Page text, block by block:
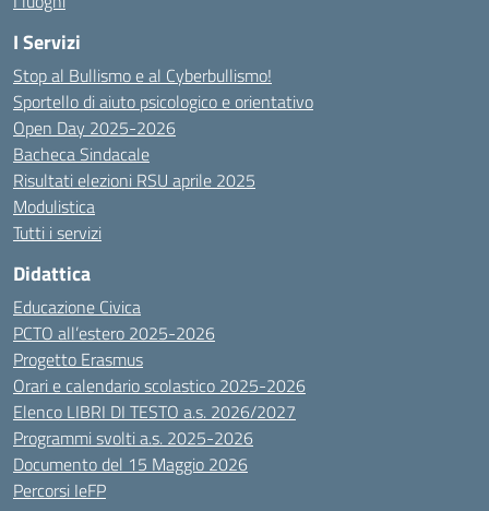
I Servizi
Stop al Bullismo e al Cyberbullismo!
Sportello di aiuto psicologico e orientativo
Open Day 2025-2026
Bacheca Sindacale
Risultati elezioni RSU aprile 2025
Modulistica
Tutti i servizi
Didattica
Educazione Civica
PCTO all’estero 2025-2026
Progetto Erasmus
Orari e calendario scolastico 2025-2026
Elenco LIBRI DI TESTO a.s. 2026/2027
Programmi svolti a.s. 2025-2026
Documento del 15 Maggio 2026
Percorsi IeFP